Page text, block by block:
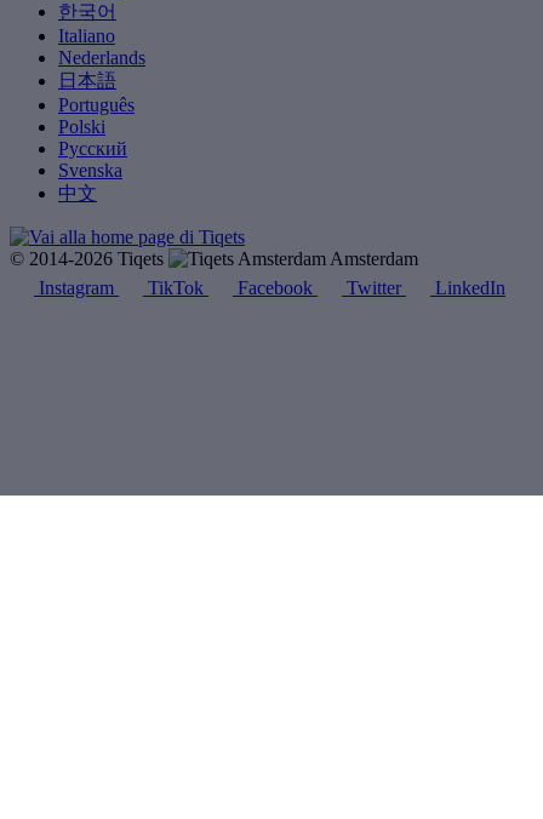
한국어
Italiano
Nederlands
日本語
Português
Polski
Русский
Svenska
中文
© 2014-2026 Tiqets
Amsterdam
Instagram
TikTok Facebook Twitter LinkedIn